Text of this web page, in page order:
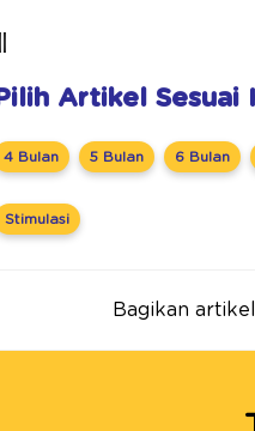
Artikel Sesuai
4 Bulan 5 Bulan 6 Bulan
Stimulasi
Bagikan